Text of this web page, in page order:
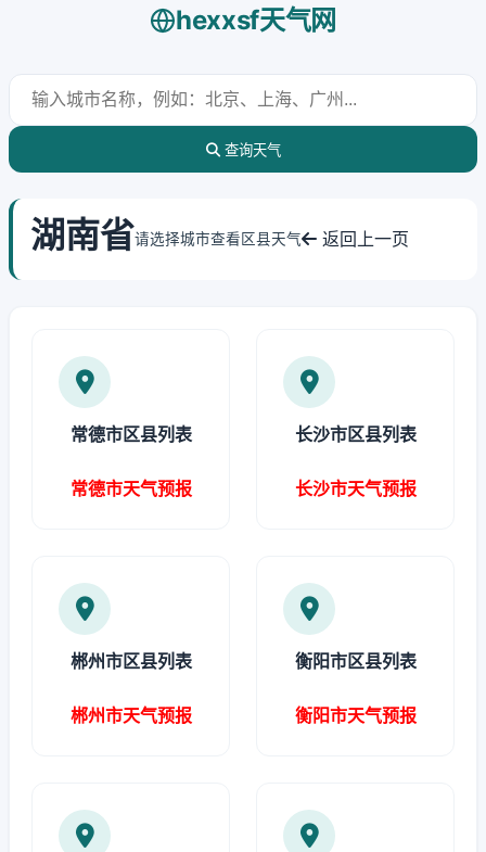
hexxsf天气网
查询天气
湖南省请选择城市查看区县天气 返回上一页
常德市区县列表
常德市天气预报
长沙市区县列表
长沙市天气预报
郴州市区县列表
郴州市天气预报
衡阳市区县列表
衡阳市天气预报